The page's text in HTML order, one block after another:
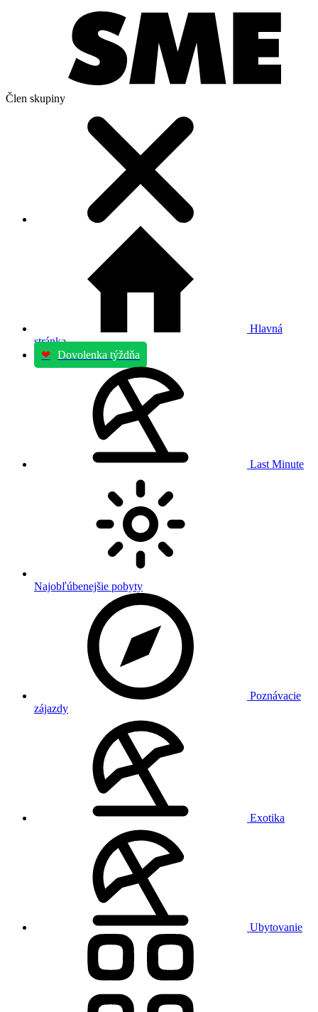
Člen skupiny
Hlavná
stránka
❤ Dovolenka týždňa
Last Minute
Najobľúbenejšie pobyty
Poznávacie
zájazdy
Exotika
Ubytovanie